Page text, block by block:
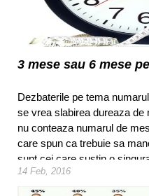
3 mese sau 6 mese
Dezbaterile pe tema
se vrea slabirea dureaza
nu conteaza numarul de
care spun ca trebuie sa
sunt cei care sustin o
mese foarte mici.
14 Feb, 2016